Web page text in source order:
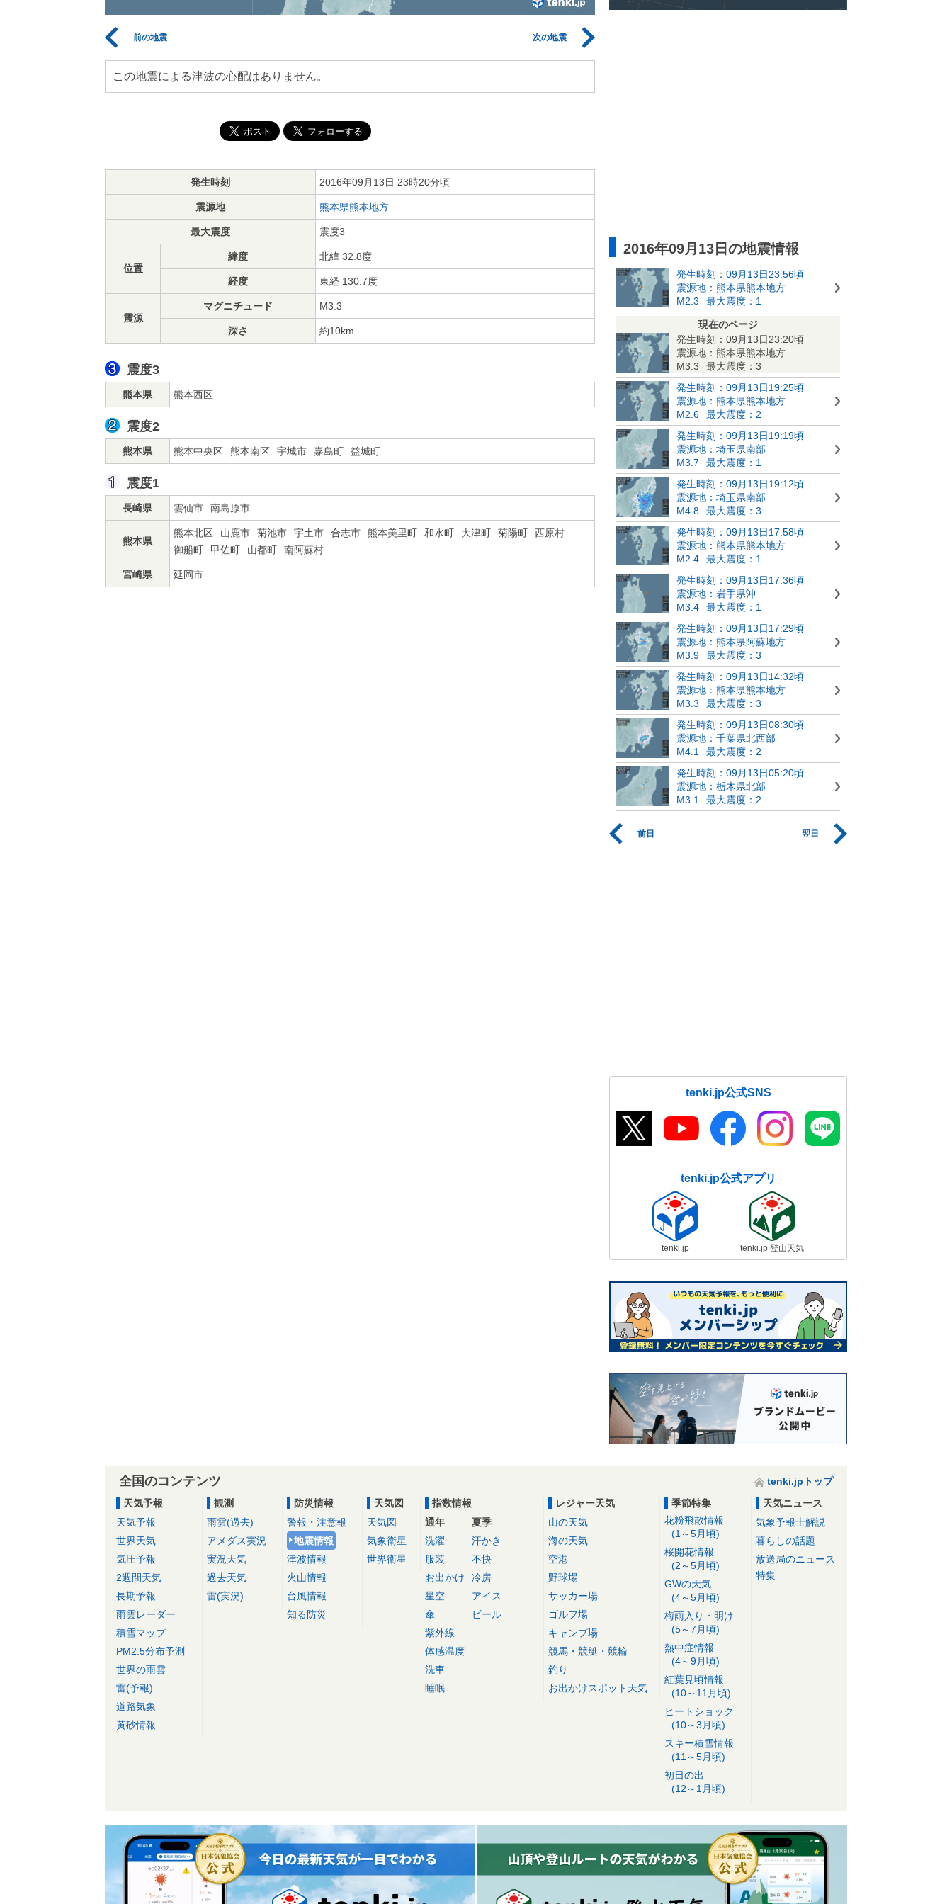
前の地震 次の地震
この地震による津波の心配はありません。
発生時刻 2016年09月13日 23時20分頃
震源地 熊本県熊本地方
最大震度 震度3
位置
緯度 北緯 32.8度
経度 東経 130.7度
震源
マグニチュード M3.3
深さ 約10km
震度3
熊本県 熊本西区
震度2
熊本県 熊本中央区 熊本南区 宇城市 嘉島町 益城町
震度1
長崎県 雲仙市 南島原市
熊本県
熊本北区 山鹿市 菊池市 宇土市 合志市 熊本美里町 和水町 大津町 菊陽町
西原村
御船町
甲佐町 山都町 南阿蘇村
宮崎県 延岡市
2016年09月13日の地震情報
発生時刻：09月13日23:56頃
震源地：熊本県熊本地方
M2.3
最大震度：1
現在のページ
発生時刻：09月13日23:20頃
震源地：熊本県熊本地方
M3.3
最大震度：3
発生時刻：09月13日19:25頃
震源地：熊本県熊本地方
M2.6
最大震度：2
発生時刻：09月13日19:19頃
震源地：埼玉県南部
M3.7
最大震度：1
発生時刻：09月13日19:12頃
震源地：埼玉県南部
M4.8
最大震度：3
発生時刻：09月13日17:58頃
震源地：熊本県熊本地方
M2.4
最大震度：1
発生時刻：09月13日17:36頃
震源地：岩手県沖
M3.4
最大震度：1
発生時刻：09月13日17:29頃
震源地：熊本県阿蘇地方
M3.9
最大震度：3
発生時刻：09月13日14:32頃
震源地：熊本県熊本地方
M3.3
最大震度：3
発生時刻：09月13日08:30頃
震源地：千葉県北西部
M4.1
最大震度：2
発生時刻：09月13日05:20頃
震源地：栃木県北部
M3.1
最大震度：2
前日 翌日
tenki.jp公式SNS
tenki.jp公式アプリ
tenki.jp tenki.jp 登山天気
全国のコンテンツ
tenki.jpトップ
天気予報
天気予報
世界天気
気圧予報
2週間天気
長期予報
雨雲レーダー
積雪マップ
PM2.5分布予測
世界の雨雲
雷(予報)
道路気象
黄砂情報
観測
雨雲(過去)
アメダス実況
実況天気
過去天気
雷(実況)
防災情報
警報・注意報
地震情報
津波情報
火山情報
台風情報
知る防災
天気図
天気図
気象衛星
世界衛星
指数情報
通年
洗濯
服装
お出かけ
星空
傘
紫外線
体感温度
洗車
睡眠
夏季
汗かき
不快
冷房
アイス
ビール
レジャー天気
山の天気
海の天気
空港
野球場
サッカー場
ゴルフ場
キャンプ場
競馬・競艇・競輪
釣り
お出かけスポット天気
季節特集
花粉飛散情報
(1～5月頃)
桜開花情報
(2～5月頃)
GWの天気
(4～5月頃)
梅雨入り・明け
(5～7月頃)
熱中症情報
(4～9月頃)
紅葉見頃情報
(10～11月頃)
ヒートショック
(10～3月頃)
スキー積雪情報
(11～5月頃)
初日の出
(12～1月頃)
天気ニュース
気象予報士解説
暮らしの話題
放送局のニュース
特集